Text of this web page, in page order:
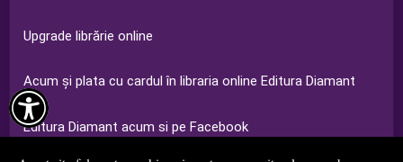

Upgrade librărie online
Acum şi plata cu cardul în libraria online Editura Diamant
Editura Diamant acum si pe Facebook